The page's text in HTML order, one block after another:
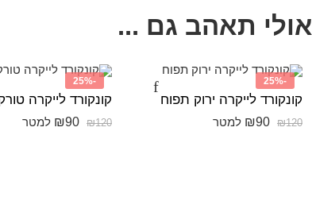
אולי תאהב גם ...
-25%
קונקורד לייקרה ירוק תפוח
₪120
₪90 למטר
-25%
קונקורד לייקרה
₪120
₪90 למטר